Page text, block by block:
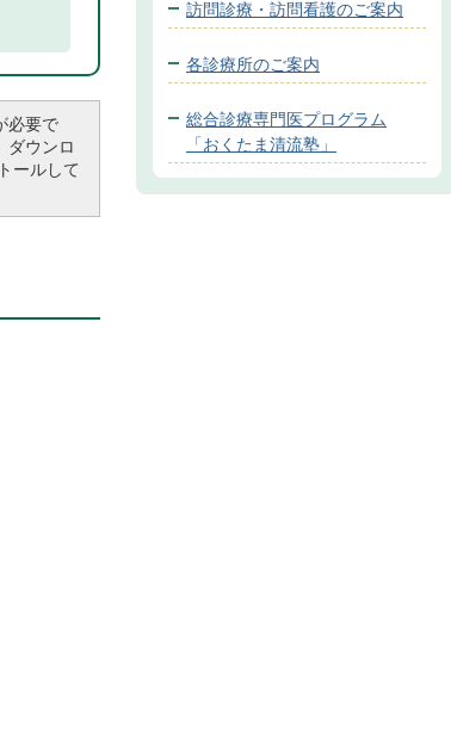
必要で
ダウンロ
ールして
訪問診療・訪問看護のご案内
各診療所のご案内
総合診療専門医プログラム
「おくたま清流塾」